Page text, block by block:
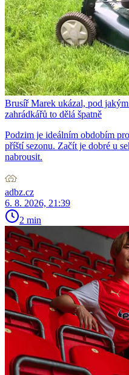
Brusíř Marek ukázal, pod
zahrádkářů to dělá špatně
Podzim je ideálním obdobím
příští sezonu. Začít je dobré u
nabrousit.
adbz.cz
6. 8. 2026, 21:39
2 min